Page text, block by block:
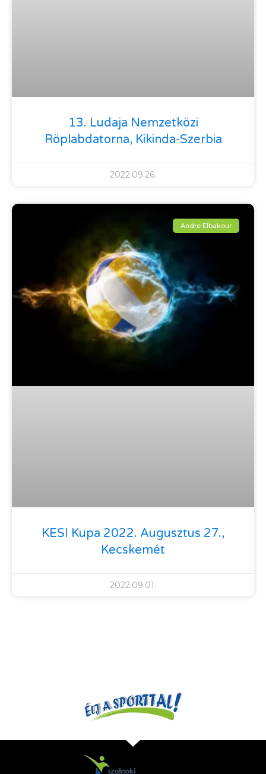
13. Ludaja Nemzetközi
Röplabdatorna, Kikinda-Szerbia
2022.09.26.
Andre Elbakour
KESI Kupa 2022. Augusztus 27.,
Kecskemét
2022.09.01.